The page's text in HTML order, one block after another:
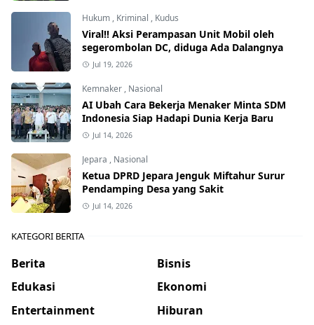
Hukum , Kriminal , Kudus
Viral!! Aksi Perampasan Unit Mobil oleh
segerombolan DC, diduga Ada Dalangnya
Jul 19, 2026
Kemnaker , Nasional
AI Ubah Cara Bekerja Menaker Minta SDM
Indonesia Siap Hadapi Dunia Kerja Baru
Jul 14, 2026
Jepara , Nasional
Ketua DPRD Jepara Jenguk Miftahur Surur
Pendamping Desa yang Sakit
Jul 14, 2026
KATEGORI BERITA
Berita
Bisnis
Edukasi
Ekonomi
Entertainment
Hiburan